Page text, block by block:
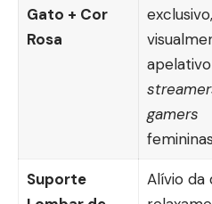
Gato + Cor
Rosa
exclusivo,
gamers
Suporte
Alívio da